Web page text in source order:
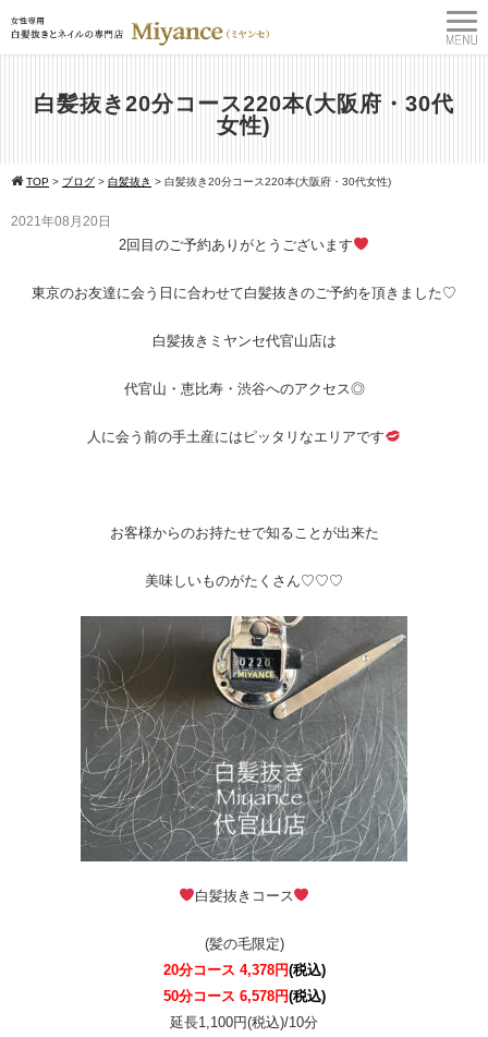
白髪抜き20分コース220本(大阪府・30代
女性)
TOP > ブログ > 白髪抜き > 白髪抜き20分コース220本(大阪府・30代女性)
2021年08月20日
2回目のご予約ありがとうございます
東京のお友達に会う日に合わせて白髪抜きのご予約を頂きました♡
白髪抜きミヤンセ代官山店は
代官山・恵比寿・渋谷へのアクセス◎
人に会う前の手土産にはピッタリなエリアです
お客様からのお持たせで知ることが出来た
美味しいものがたくさん♡♡♡
白髪抜きコース
(髪の毛限定)
20分コース 4,378円(税込)
50分コース 6,578円(税込)
延長1,100円(税込)/10分